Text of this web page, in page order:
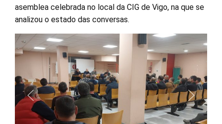
asemblea celebrada no local da CIG de Vigo, na que se
analizou o estado das conversas.